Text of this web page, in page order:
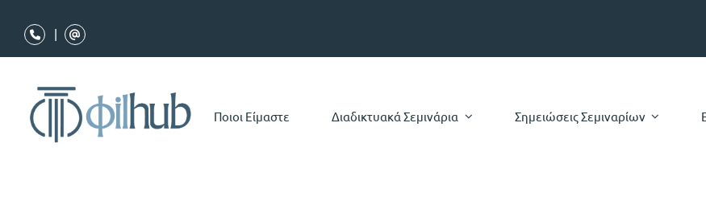
περιεχόμενο
|
Ποιοι Είμαστε Διαδικτυακά Σεμινάρια Σημειώσεις Σεμιναρίων